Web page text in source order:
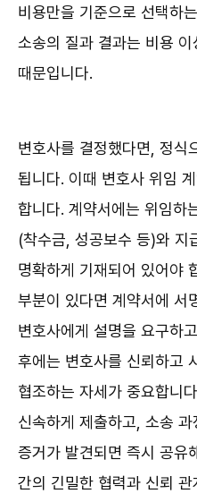
비용만을 기준으로 선택하
소송의 질과 결과는 비용
때문입니다.
변호사를 결정했다면, 정식
됩니다. 이때 변호사 위임
합니다. 계약서에는 위임하
(착수금, 성공보수 등)와 지
명확하게 기재되어 있어야
부분이 있다면 계약서에 서
변호사에게 설명을 요구하
후에는 변호사를 신뢰하고
협조하는 자세가 중요합니
신속하게 제출하고, 소송
증거가 발견되면 즉시 공유
간의 긴밀한 협력과 신뢰